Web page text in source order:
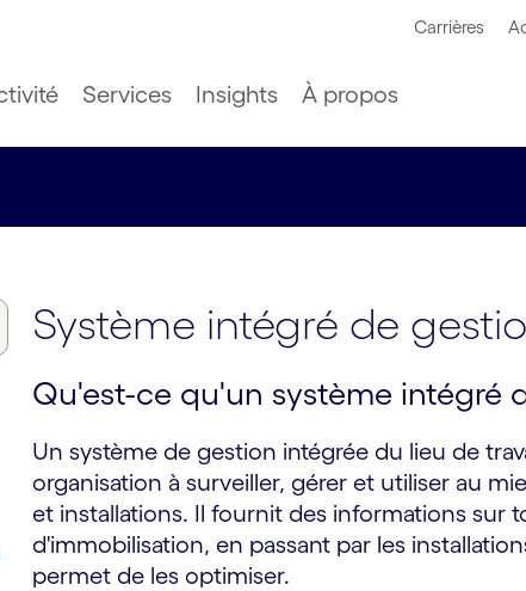
Carrières
Services Insights À propos
Système intégré de
Qu'est-ce qu'un système intégré
Un système de gestion intégrée du lieu de
organisation à surveiller, gérer et utiliser au
et installations. Il fournit des informations sur
d'immobilisation, en passant par les
permet de les optimiser.